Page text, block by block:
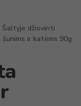
Šaltyje džiovinti
ir katėms 90g